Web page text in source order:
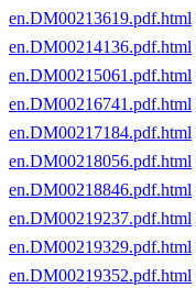
en.DM00213619.pdf.html
en.DM00214136.pdf.html
en.DM00215061.pdf.html
en.DM00216741.pdf.html
en.DM00217184.pdf.html
en.DM00218056.pdf.html
en.DM00218846.pdf.html
en.DM00219237.pdf.html
en.DM00219329.pdf.html
en.DM00219352.pdf.html